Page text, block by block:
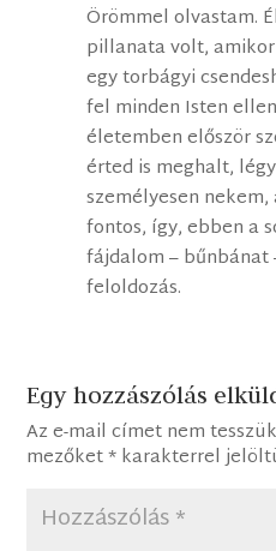
Örömmel olvastam.
pillanata volt,
egy torbágyi
fel minden Isten
életemben először
érted is meghalt,
személyesen
fontos, így, ebben a
fájdalom – bűnbánat
feloldozás.
Egy hozzászólás
Az e-mail címet nem
mezőket*karakterrel